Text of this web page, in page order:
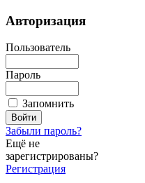
Авторизация
Пользователь
Пароль
Запомнить
Забыли пароль?
Ещё не
зарегистрированы?
Регистрация